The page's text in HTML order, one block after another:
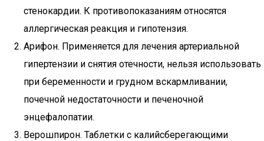
стенокардии. К противопоказаниям относятся
аллергическая реакция и гипотензия.
Арифон. Применяется для лечения артериальной
гипертензии и снятия отечности, нельзя использовать
при беременности и грудном вскармливании,
почечной недостаточности и печеночной
энцефалопатии.
Верошпирон. Таблетки с калийсберегающими